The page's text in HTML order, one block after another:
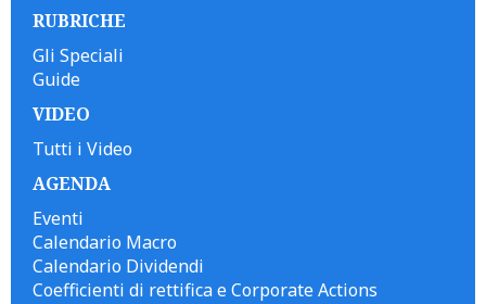
RUBRICHE
Gli Speciali
Guide
VIDEO
Tutti i Video
AGENDA
Eventi
Calendario Macro
Calendario Dividendi
Coefficienti di rettifica e Corporate Actions